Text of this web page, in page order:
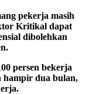
pekerja masih
Kritikal dapat
dibolehkan
persen bekerja
hampir dua bulan,